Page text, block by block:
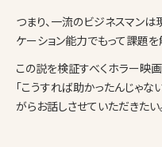
つまり、一流のビジネスマン
ケーション能力でもって課題を
この説を検証すべくホラー映
「こうすれば助かったんじゃな
がらお話しさせていただきたい